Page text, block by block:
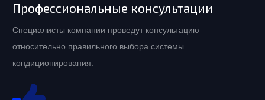
Профессиональные консультации
Специалисты компании проведут консультацию
относительно правильного выбора системы
кондиционирования.